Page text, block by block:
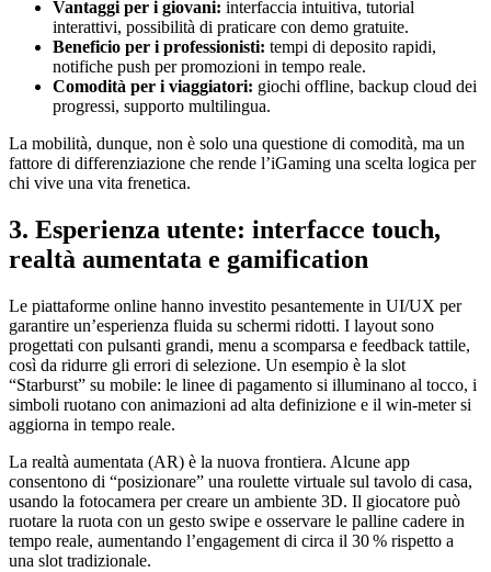
Vantaggi per i giovani: interfaccia intuitiva, tutorial
interattivi, possibilità di praticare con demo gratuite.
Beneficio per i professionisti: tempi di deposito rapidi,
notifiche push per promozioni in tempo reale.
Comodità per i viaggiatori: giochi offline, backup cloud dei
progressi, supporto multilingua.
La mobilità, dunque, non è solo una questione di comodità, ma un
fattore di differenziazione che rende l’iGaming una scelta logica per
chi vive una vita frenetica.
3. Esperienza utente: interfacce touch,
realtà aumentata e gamification
Le piattaforme online hanno investito pesantemente in UI/UX per
garantire un’esperienza fluida su schermi ridotti. I layout sono
progettati con pulsanti grandi, menu a scomparsa e feedback tattile,
così da ridurre gli errori di selezione. Un esempio è la slot
“Starburst” su mobile: le linee di pagamento si illuminano al tocco, i
simboli ruotano con animazioni ad alta definizione e il win‑meter si
aggiorna in tempo reale.
La realtà aumentata (AR) è la nuova frontiera. Alcune app
consentono di “posizionare” una roulette virtuale sul tavolo di casa,
usando la fotocamera per creare un ambiente 3D. Il giocatore può
ruotare la ruota con un gesto swipe e osservare le palline cadere in
tempo reale, aumentando l’engagement di circa il 30 % rispetto a
una slot tradizionale.